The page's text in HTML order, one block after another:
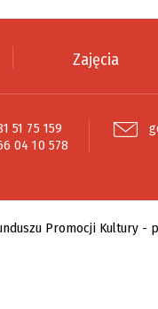
Zajęcia
51 75 159
04 10 578